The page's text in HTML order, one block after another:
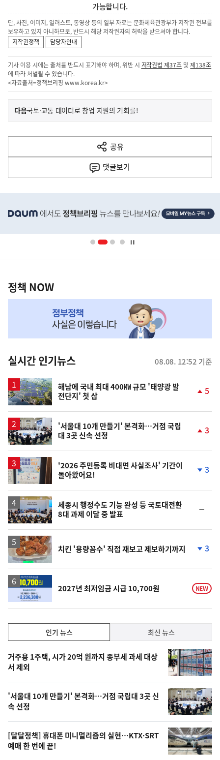
가능합니다.
단, 사진, 이미지, 일러스트, 동영상 등의 일부 자료는 문화체육관광부가 저작권 전부를
보유하고 있지 아니하므로, 반드시 해당 저작권자의 허락을 받으셔야 합니다.
저작권정책
담당자안내
기사 이용 시에는 출처를 반드시 표기해야 하며, 위반 시 저작권법 제37조 및제138조
에 따라 처벌될 수 있습니다.
<자료출처=정책브리핑 www.korea.kr>
이
전
다
음
다음기
국토·교통 데이터로 창업 지원의 기회를!
공유
열
기
댓글보기
단
영
책
NOW,
뉴
스
정책 NOW
실시간 인기뉴스 08.08. 12:52 기준
해남에 국내 최대 400㎿ 규모 '태양광 발
전단지' 첫 삽
상
5
'서울대 10개 만들기' 본격화…거점 국립
대 3곳 신속 선정
상
3
'2026 주민등록 비대면 사실조사' 기간이
돌아왔어요!
하
3
세종시 행정수도 기능 완성 등 국토대전환
8대 과제 이달 중 발표
일
치킨 '용량꼼수' 직접 재보고 제보하기까지
하
락
3
2027년 최저임금 시급 10,700원 NEW
기,
최
신,
오
늘
의
영
상
인기 뉴스 최신 뉴스
인
기
뉴
스
거주용 1주택, 시가 20억 원까지 종부세 과세 대상
서 제외
'서울대 10개 만들기' 본격화…거점 국립대 3곳 신
속 선정
[달달정책] 휴대폰 미니멀리즘의 실현…KTX·SRT
예매 한 번에 끝!